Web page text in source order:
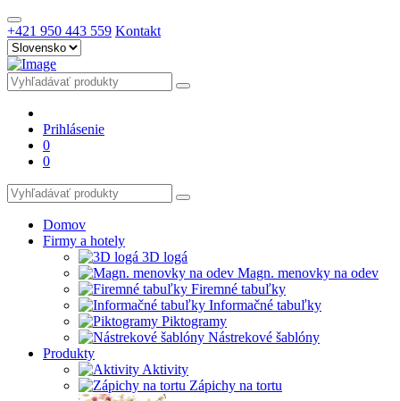
+421 950 443 559 Kontakt
Prihlásenie
0
0
Domov
Firmy a hotely
3D logá
Magn. menovky na odev
Firemné tabuľky
Informačné tabuľky
Piktogramy
Nástrekové šablóny
Produkty
Aktivity
Zápichy na tortu